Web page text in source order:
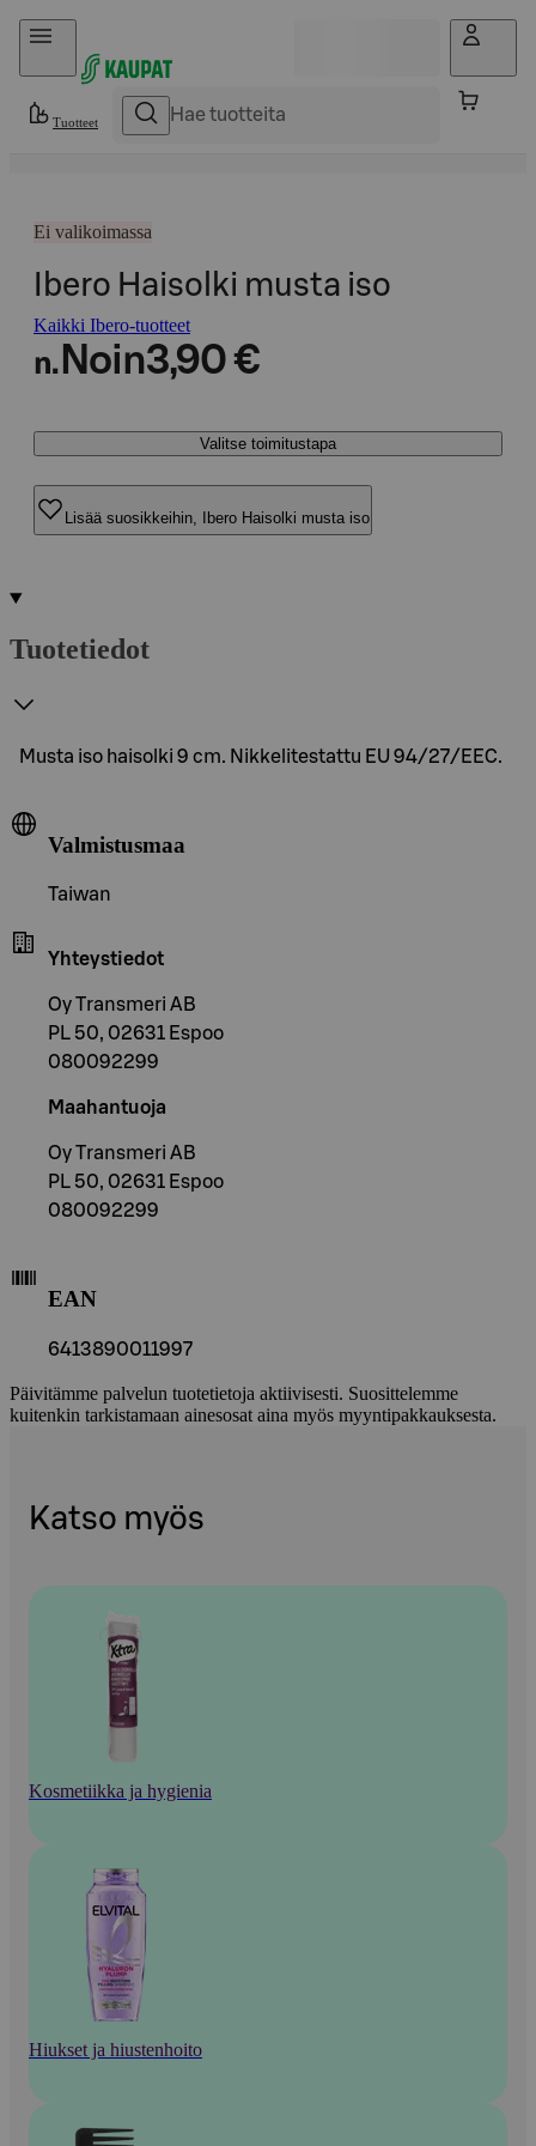
Hyppää sisältöön
Tuotteet
Ei valikoimassa
Ibero Haisolki musta iso
Kaikki Ibero-tuotteet
n. Noin3,90 €
Valitse toimitustapa
Lisää suosikkeihin, Ibero Haisolki musta iso
Tuotetiedot
Musta iso haisolki 9 cm. Nikkelitestattu EU 94/27/EEC.
Valmistusmaa
Taiwan
Yhteystiedot
Oy Transmeri AB
PL 50, 02631 Espoo
080092299
Maahantuoja
Oy Transmeri AB
PL 50, 02631 Espoo
080092299
EAN
6413890011997
Päivitämme palvelun tuotetietoja aktiivisesti. Suosittelemme
kuitenkin tarkistamaan ainesosat aina myös myyntipakkauksesta.
Katso myös
Kosmetiikka ja hygienia
Hiukset ja hiustenhoito